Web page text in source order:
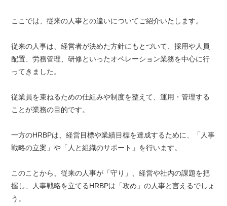
ここでは、従来の人事との違いについてご紹介いたします。
従来の人事は、経営者が決めた方針にもとづいて、採用や人員
配置、労務管理、研修といったオペレーション業務を中心に行
ってきました。
従業員を束ねるための仕組みや制度を整えて、運用・管理する
ことが業務の目的です。
一方のHRBPは、経営目標や業績目標を達成するために、「人事
戦略の立案」や「人と組織のサポート」を行います。
このことから、従来の人事が「守り」、経営や社内の課題を把
握し、人事戦略を立てるHRBPは「攻め」の人事と言えるでしょ
う。